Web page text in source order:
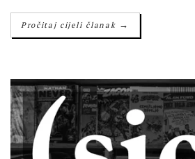
Pročitaj cijeli članak →